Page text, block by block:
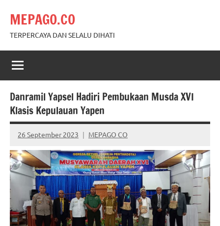
content
MEPAGO.CO
TERPERCAYA DAN SELALU DIHATI
Danramil Yapsel Hadiri Pembukaan Musda XVI
Klasis Kepulauan Yapen
26 September 2023 MEPAGO CO
No
comments